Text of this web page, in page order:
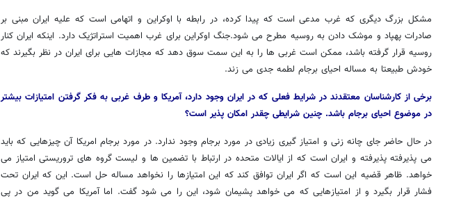
مشکل بزرگ دیگری که غرب مدعی است که پیدا کرده، در رابطه با اوکراین و اتهامی است که علیه ایران مبنی بر
صادرات پهپاد و موشک دادن به روسیه مطرح می شود.جنگ اوکراین برای غرب اهمیت استراتژیک دارد. اینکه ایران کنار
روسیه قرار گرفته باشد، ممکن است غربی ها را به این سمت سوق دهد که مجازات هایی برای ایران در نظر بگیرند که
خودش طبیعتا به مساله احیای برجام لطمه جدی می زند.
برخی از کارشناسان معتقدند در شرایط فعلی که در ایران وجود دارد، آمریکا و طرف غربی به فکر گرفتن امتیازات بیشتر
در موضوع احیای برجام باشد. چنین شرایطی چقدر امکان پذیر است؟
در حال حاضر جای چانه زنی و امتیاز گیری زیادی در مورد برجام وجود ندارد. در مورد برجام امریکا آن چیزهایی که باید
می پذیرفته پذیرفته و ایران است که از ایالات متحده در ارتباط با تضمین ها و لیست گروه های تروریستی امتیاز می
خواهد. ظاهر قضیه این است که اگر ایران توافق کند که این امتیازها را نخواهد مساله حل است. این که ایران تحت
فشار قرار بگیرد و از امتیازهایی که می خواهد پشیمان شود، این را می شود گفت. اما آمریکا می گوید من در پی